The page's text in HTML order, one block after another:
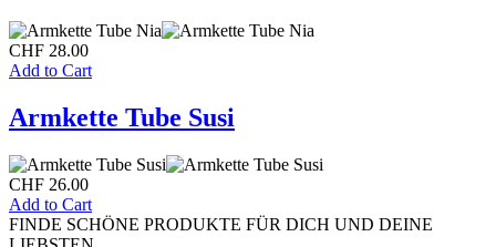
CHF 28.00
Add to Cart
Armkette Tube Susi
CHF 26.00
Add to Cart
FINDE SCHÖNE PRODUKTE FÜR DICH UND DEINE